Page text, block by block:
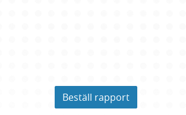
Beställ rapport